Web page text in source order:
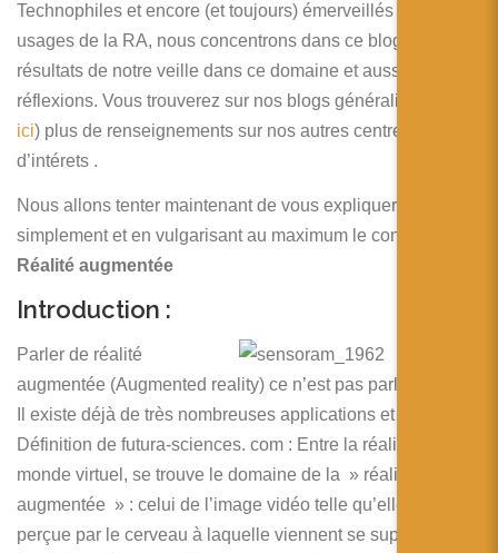
Technophiles et encore (et toujours) émerveillés par les
usages de la RA, nous concentrons dans ce blog les
résultats de notre veille dans ce domaine et aussi nos
réflexions. Vous trouverez sur nos blogs généralistes (
ici) plus de renseignements sur nos autres centres
d’intérets .
Nous allons tenter maintenant de vous expliquer
simplement et en vulgarisant au maximum le concept de la
Réalité augmentée
Introduction :
Parler de réalité
augmentée (Augmented reality) ce n’est pas parler du futur.
Il existe déjà de très nombreuses applications et exemples.
Définition de futura-sciences. com : Entre la réalité et le
monde virtuel, se trouve le domaine de la » réalité
augmentée » : celui de l’image vidéo telle qu’elle est
perçue par le cerveau à laquelle viennent se superposer